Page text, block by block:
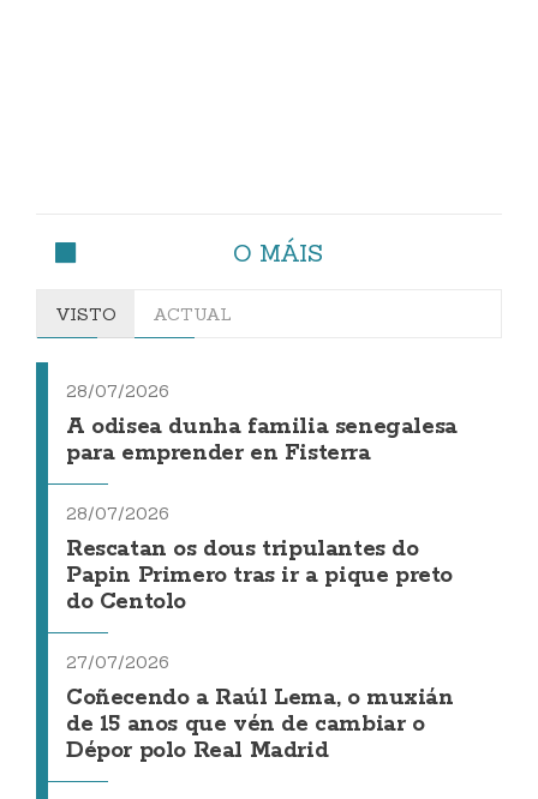
O MÁIS
VISTO ACTUAL
28/07/2026
A odisea dunha familia senegalesa
para emprender en Fisterra
28/07/2026
Rescatan os dous tripulantes do
Papin Primero tras ir a pique preto
do Centolo
27/07/2026
Coñecendo a Raúl Lema, o muxián
de 15 anos que vén de cambiar o
Dépor polo Real Madrid